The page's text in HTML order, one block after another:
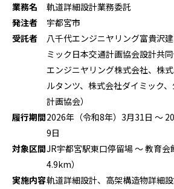
業務名
軌道詳細設計業務委託
発注者
宇都宮市
受託者
八千代エンジニヤリング富貴沢
ミック日本交通計画協会設計共
エンジニヤリング株式会社、株
ルタンツ、株式会社ダイミック
計画協会）
履行期間2026年（令和8年） 3月31日 ～
9日
対象区間JR宇都宮駅東口停留場 ～ 教育
4.9km）
実施内容軌道詳細設計、高架構造物詳細